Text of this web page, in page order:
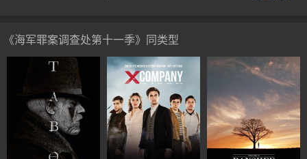
《海军罪案调查处第十一季》同类型